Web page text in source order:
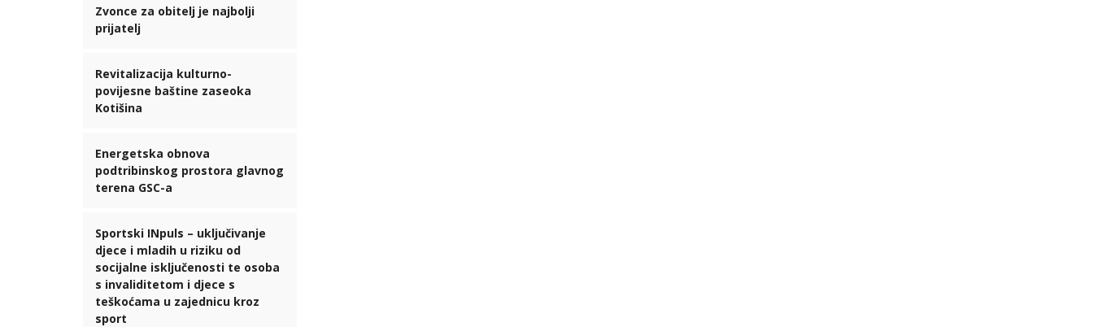
Zvonce za obitelj je najbolji
prijatelj
Revitalizacija kulturno-
povijesne baštine zaseoka
Kotišina
Energetska obnova
podtribinskog prostora glavnog
terena GSC-a
Sportski INpuls – uključivanje
djece i mladih u riziku od
socijalne isključenosti te osoba
s invaliditetom i djece s
teškoćama u zajednicu kroz
sport